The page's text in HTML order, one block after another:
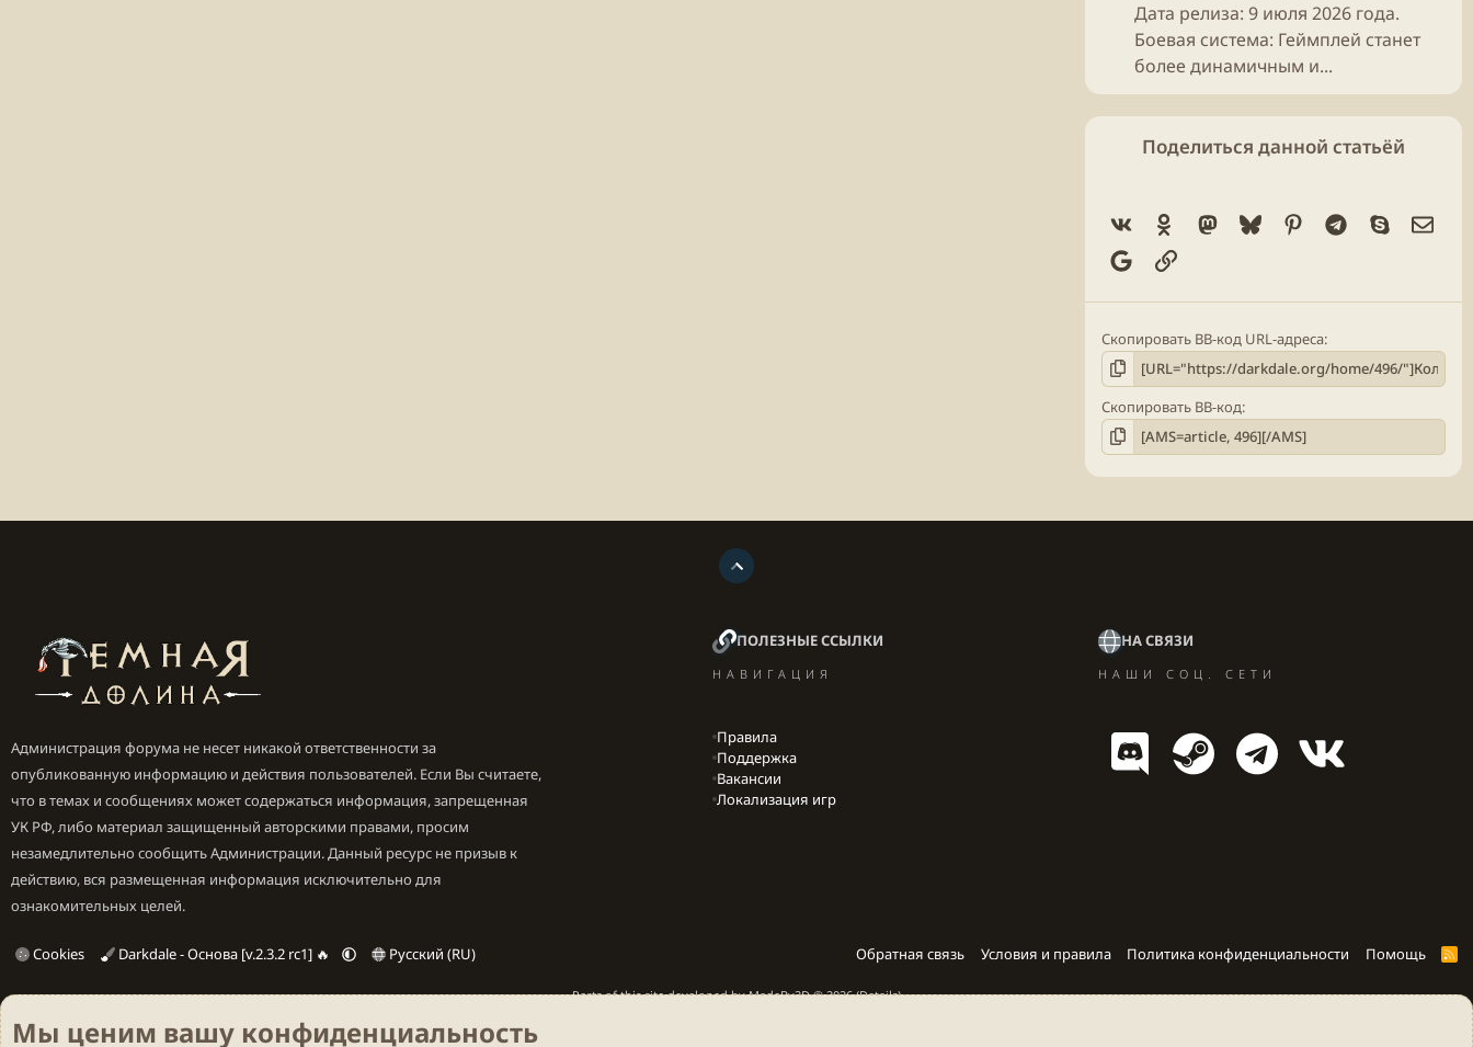
Дата релиза: 9 июля 2026 года.
Боевая система: Геймплей станет
более динамичным и...
Поделиться данной статьёй
Ok Mastodon
BlueskyPinterestTelegram
Skype
GoogleСсылка
Скопировать BB-код URL-адреса
Скопировать BB-код
Администрация форума не несет никакой ответственности за
опубликованную информацию и действия пользователей. Если Вы считаете,
что в темах и сообщениях может содержаться информация, запрещенная
УК РФ, либо материал защищенный авторскими правами, просим
незамедлительно сообщить Администрации. Данный ресурс не призыв к
действию, вся размещенная информация исключительно для
ознакомительных целей.
ПОЛЕЗНЫЕ ССЫЛКИ
НАВИГАЦИЯ
Правила
Поддержка
Вакансии
Локализация игр
НА СВЯЗИ
НАШИ СОЦ. СЕТИ
Cookies Darkdale - Основа [v.2.3.2 rc1] 🔥 Русский (RU) Обратная связь Условия и правила Политика конфиденциальности Помощь
R
Parts of this site developed byMadeBy2D© 2026 (Details)
Мы ценим вашу конфиденциальность